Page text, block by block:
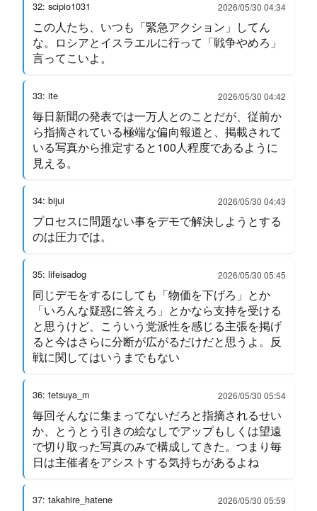
32: scipio1031 2026/05/30 04:34
この人たち、いつも「緊急アクション」してん
な。ロシアとイスラエルに行って「戦争やめろ」
言ってこいよ。
33: ite 2026/05/30 04:42
毎日新聞の発表では一万人とのことだが、従前か
ら指摘されている極端な偏向報道と、掲載されて
いる写真から推定すると100人程度であるように
見える。
34: bijui 2026/05/30 04:43
プロセスに問題ない事をデモで解決しようとする
のは圧力では。
35: lifeisadog 2026/05/30 05:45
同じデモをするにしても「物価を下げろ」とか
「いろんな疑惑に答えろ」とかなら支持を受ける
と思うけど、こういう党派性を感じる主張を掲げ
ると今はさらに分断が広がるだけだと思うよ。反
戦に関してはいうまでもない
36: tetsuya_m 2026/05/30 05:54
毎回そんなに集まってないだろと指摘されるせい
か、とうとう引きの絵なしでアップもしくは望遠
で切り取った写真のみで構成してきた。つまり毎
日は主催者をアシストする気持ちがあるよね
37: takahire_hatene 2026/05/30 05:59